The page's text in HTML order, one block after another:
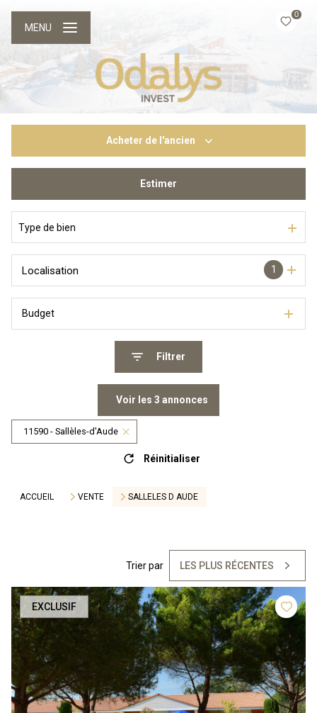
0
MENU
Acheter de l'ancien
Du neuf
Estimer
Type de bien
1
Localisation
Budget
Filtrer
Voir les 3 annonces
11590 - Sallèles-d'Aude
Réinitialiser
ACCUEIL VENTE SALLELES D AUDE
Trier par LES PLUS RÉCENTES
EXCLUSIF